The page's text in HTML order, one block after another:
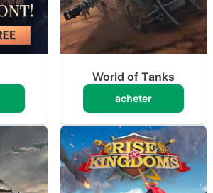
World of Tanks
acheter